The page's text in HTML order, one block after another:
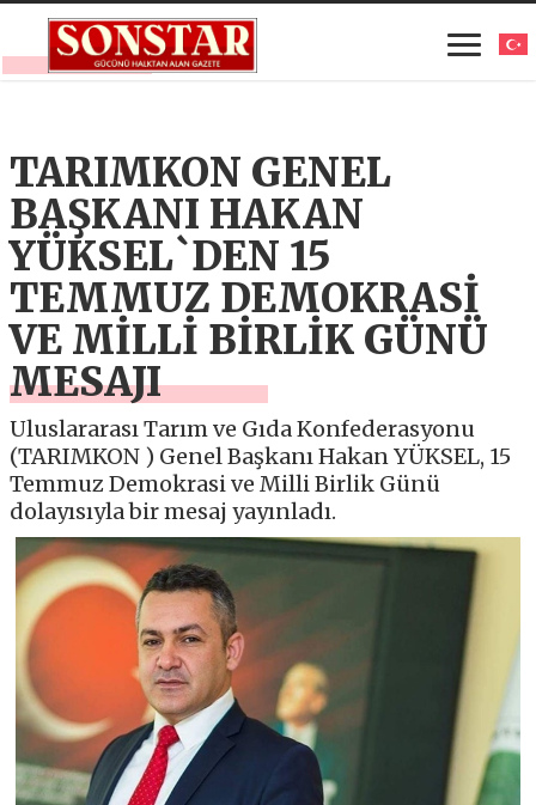
TARIMKON GENEL
BAŞKANI HAKAN
YÜKSEL`DEN 15
TEMMUZ DEMOKRASİ
VE MİLLİ BİRLİK GÜNÜ
MESAJI
Uluslararası Tarım ve Gıda Konfederasyonu
(TARIMKON ) Genel Başkanı Hakan YÜKSEL, 15
Temmuz Demokrasi ve Milli Birlik Günü
dolayısıyla bir mesaj yayınladı.